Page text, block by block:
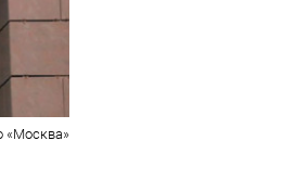
«Москва»